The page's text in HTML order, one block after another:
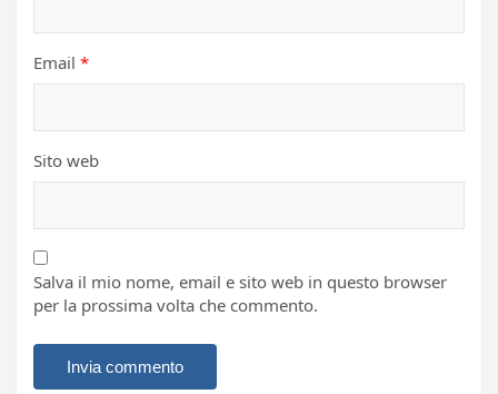
Email *
Sito web
Salva il mio nome, email e sito web in questo browser
per la prossima volta che commento.